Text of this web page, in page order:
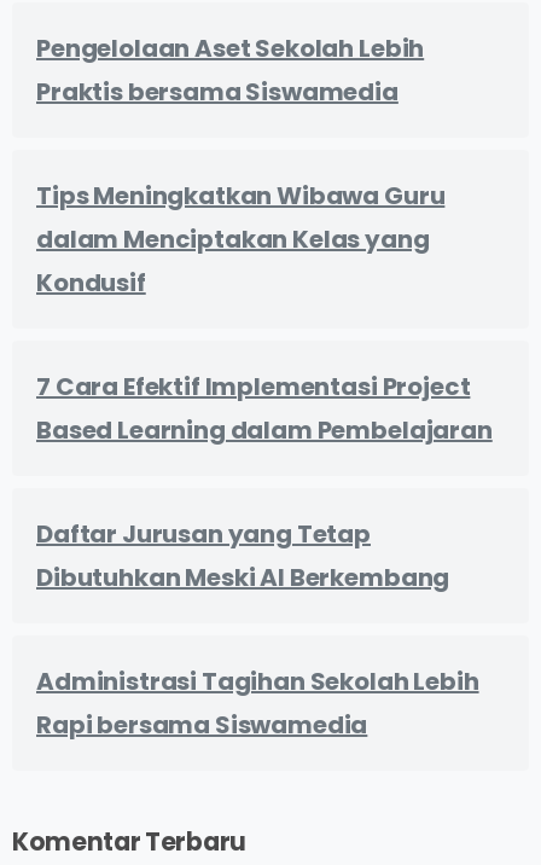
Pengelolaan Aset Sekolah Lebih
Praktis bersama Siswamedia
Tips Meningkatkan Wibawa Guru
dalam Menciptakan Kelas yang
Kondusif
7 Cara Efektif Implementasi Project
Based Learning dalam Pembelajaran
Daftar Jurusan yang Tetap
Dibutuhkan Meski AI Berkembang
Administrasi Tagihan Sekolah Lebih
Rapi bersama Siswamedia
Komentar Terbaru